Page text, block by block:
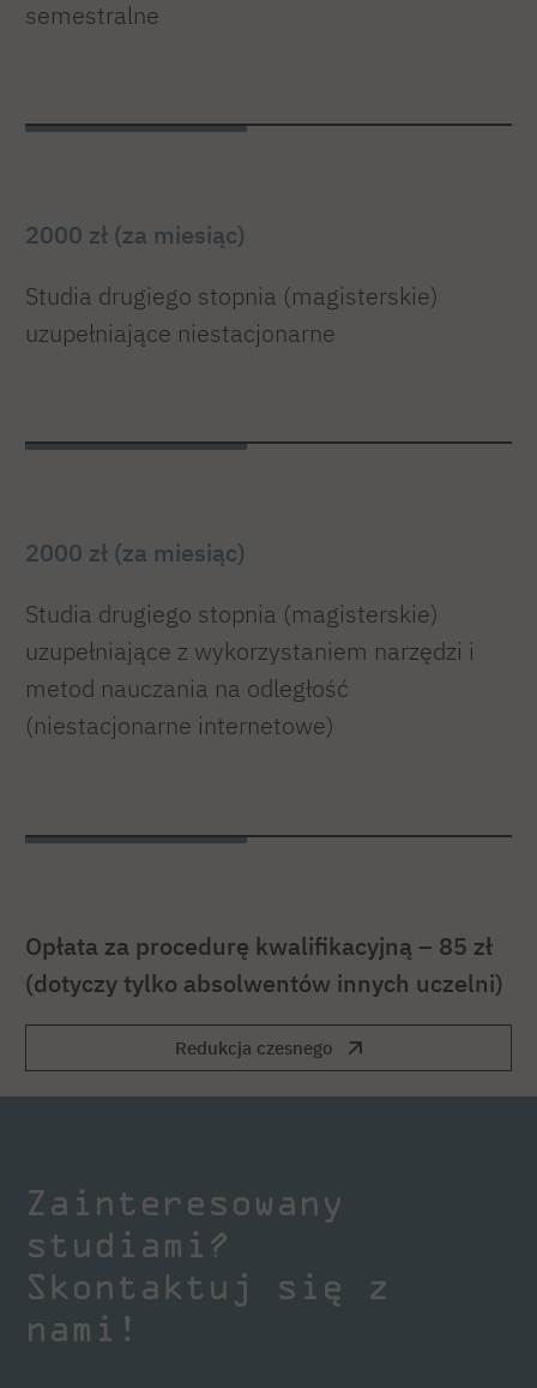
semestralne
2000 zł (za miesiąc)
Studia drugiego stopnia (magisterskie)
uzupełniające niestacjonarne
2000 zł (za miesiąc)
Studia drugiego stopnia (magisterskie)
uzupełniające z wykorzystaniem narzędzi i
metod nauczania na odległość
(niestacjonarne internetowe)
Opłata za procedurę kwalifikacyjną – 85 zł
(dotyczy tylko absolwentów innych uczelni)
Redukcja czesnego
Zainteresowany
studiami?
Skontaktuj się z
nami!